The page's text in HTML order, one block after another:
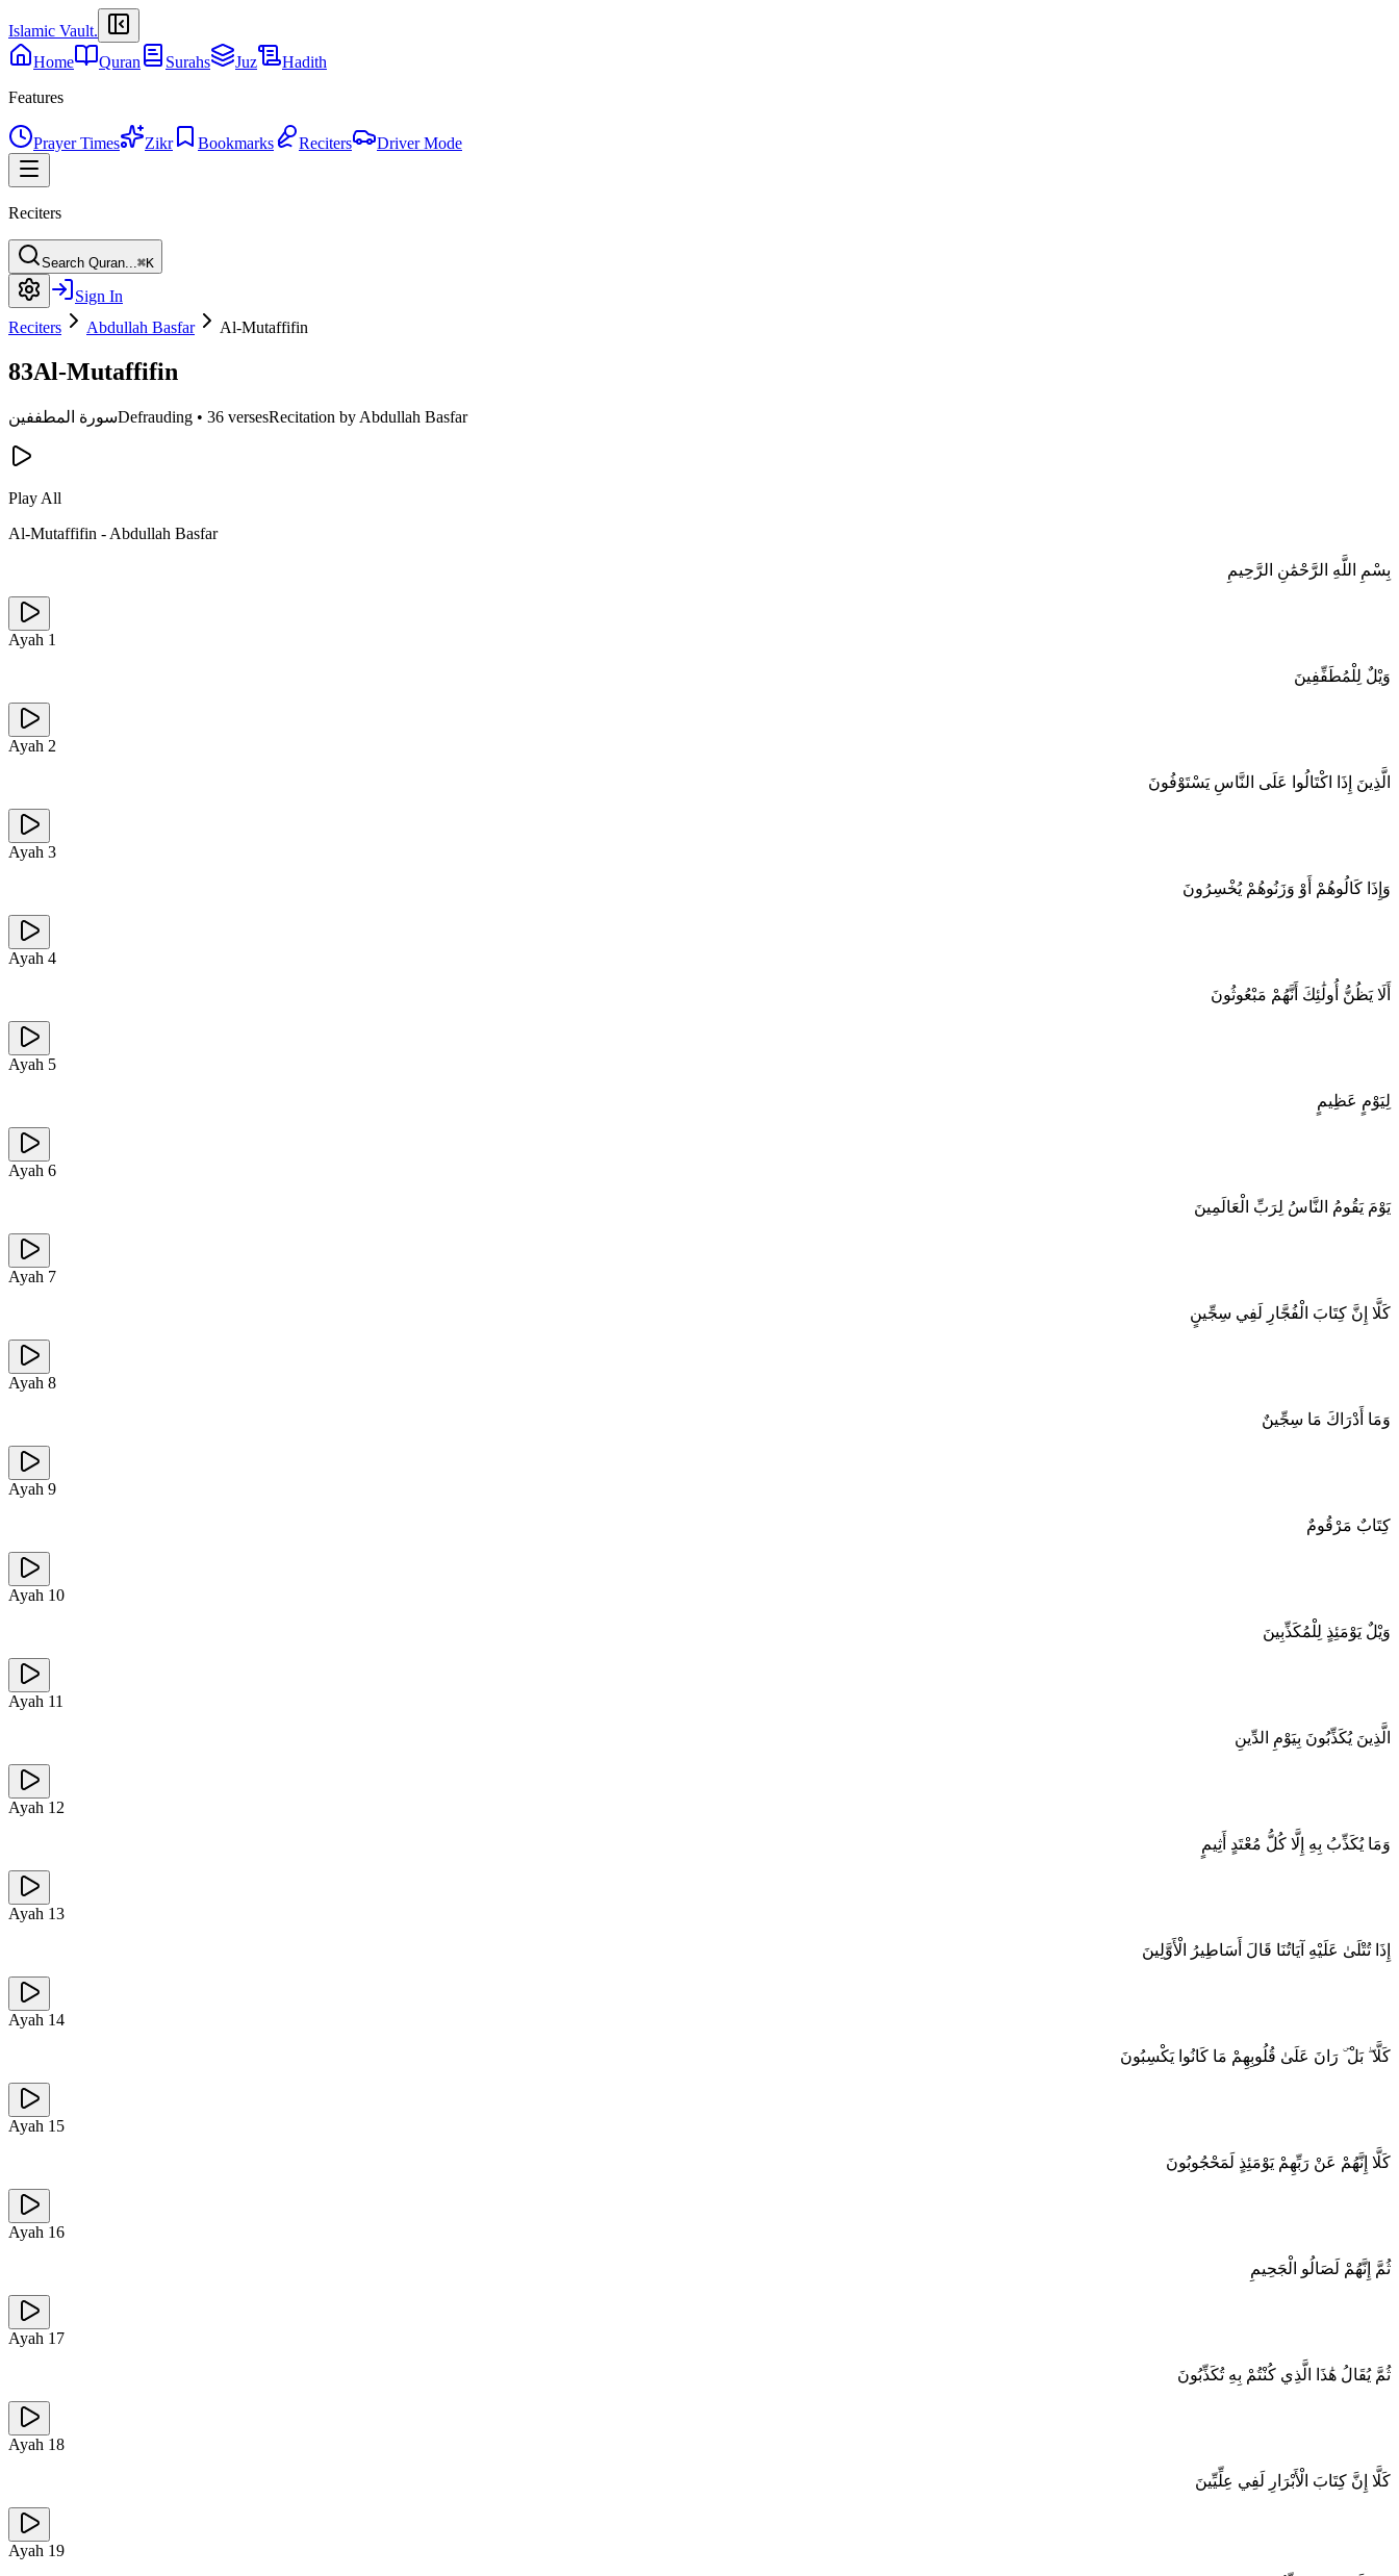
Islamic Vault.
Home
Quran Surahs Juz
Hadith
Features
Prayer Times Zikr Bookmarks Reciters Driver Mode
Reciters
Search Quran...⌘K
Sign In
Reciters
Abdullah Basfar Al-Mutaffifin
83Al-Mutaffifin
سورة المطففينDefrauding • 36 versesRecitation by Abdullah Basfar
Play All
Al-Mutaffifin - Abdullah Basfar
بِسْمِ اللَّهِ الرَّحْمَٰنِ الرَّحِيمِ
Ayah 1
وَيْلٌ لِلْمُطَفِّفِينَ
Ayah 2
الَّذِينَ إِذَا اكْتَالُوا عَلَى النَّاسِ يَسْتَوْفُونَ
Ayah 3
وَإِذَا كَالُوهُمْ أَوْ وَزَنُوهُمْ يُخْسِرُونَ
Ayah 4
أَلَا يَظُنُّ أُولَٰئِكَ أَنَّهُمْ مَبْعُوثُونَ
Ayah 5
لِيَوْمٍ عَظِيمٍ
Ayah 6
يَوْمَ يَقُومُ النَّاسُ لِرَبِّ الْعَالَمِينَ
Ayah 7
كَلَّا إِنَّ كِتَابَ الْفُجَّارِ لَفِي سِجِّينٍ
Ayah 8
وَمَا أَدْرَاكَ مَا سِجِّينٌ
Ayah 9
كِتَابٌ مَرْقُومٌ
Ayah 10
وَيْلٌ يَوْمَئِذٍ لِلْمُكَذِّبِينَ
Ayah 11
الَّذِينَ يُكَذِّبُونَ بِيَوْمِ الدِّينِ
Ayah 12
وَمَا يُكَذِّبُ بِهِ إِلَّا كُلُّ مُعْتَدٍ أَثِيمٍ
Ayah 13
إِذَا تُتْلَىٰ عَلَيْهِ آيَاتُنَا قَالَ أَسَاطِيرُ الْأَوَّلِينَ
Ayah 14
كَلَّا ۖ بَلْ ۜ رَانَ عَلَىٰ قُلُوبِهِمْ مَا كَانُوا يَكْسِبُونَ
Ayah 15
كَلَّا إِنَّهُمْ عَنْ رَبِّهِمْ يَوْمَئِذٍ لَمَحْجُوبُونَ
Ayah 16
ثُمَّ إِنَّهُمْ لَصَالُو الْجَحِيمِ
Ayah 17
ثُمَّ يُقَالُ هَٰذَا الَّذِي كُنْتُمْ بِهِ تُكَذِّبُونَ
Ayah 18
كَلَّا إِنَّ كِتَابَ الْأَبْرَارِ لَفِي عِلِّيِّينَ
Ayah 19